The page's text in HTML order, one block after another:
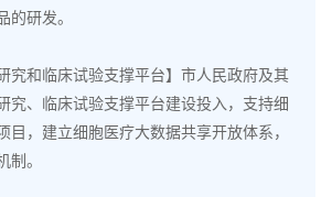
的研发。
和临床试验支撑平台】市人民政府及其
究、临床试验支撑平台建设投入，支持细
目，建立细胞医疗大数据共享开放体系，
制。